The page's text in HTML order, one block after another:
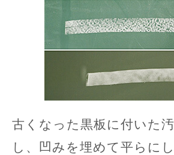
古くなった黒板に付いた
し、凹みを埋めて平らに